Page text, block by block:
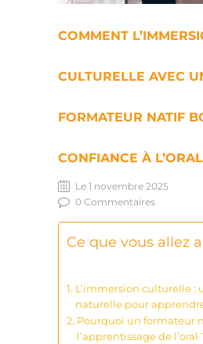
COMMENT
CULTURELLE AVEC
FORMATEUR NATIF
CONFIANCE À L’ORAL
Le 1 novembre 2025
0 Commentaires
Ce que vous allez
L’immersion culturelle :
naturelle pour
Pourquoi un formateur
l’apprentissage de l’oral